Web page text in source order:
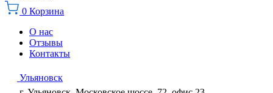
0 Корзина
О нас
Отзывы
Контакты
Ульяновск